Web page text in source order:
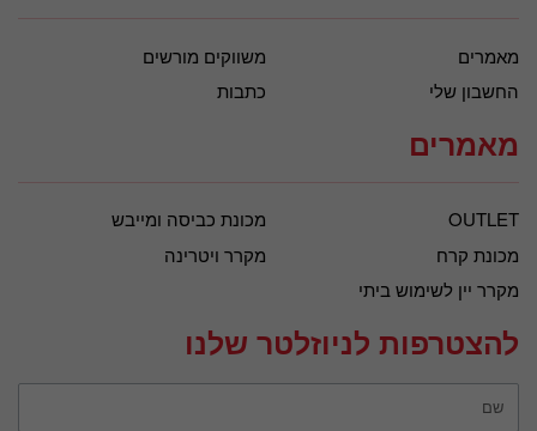
מאמרים
משווקים מורשים
החשבון שלי
כתבות
מאמרים
OUTLET
מכונת כביסה ומייבש
מכונת קרח
מקרר ויטרינה
מקרר יין לשימוש ביתי
להצטרפות לניוזלטר שלנו